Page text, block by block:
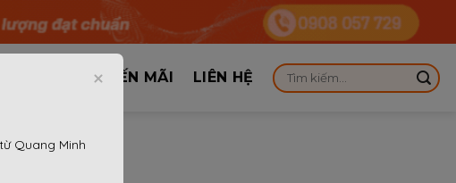
KHUYẾN MÃI LIÊN HỆ
Quang Minh